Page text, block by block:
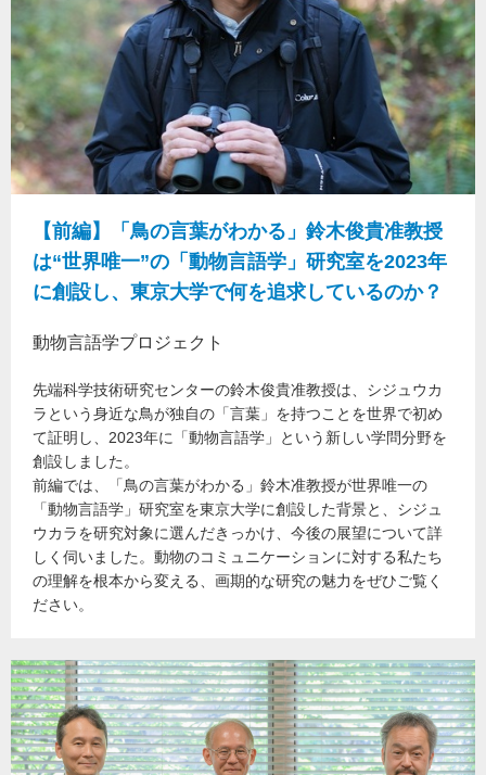
【前編】「鳥の言葉がわかる」鈴木俊貴准教授
は“世界唯一”の「動物言語学」研究室を2023年
に創設し、東京大学で何を追求しているのか？
動物言語学プロジェクト
先端科学技術研究センターの鈴木俊貴准教授は、シジュウカ
ラという身近な鳥が独自の「言葉」を持つことを世界で初め
て証明し、2023年に「動物言語学」という新しい学問分野を
創設しました。
前編では、「鳥の言葉がわかる」鈴木准教授が世界唯一の
「動物言語学」研究室を東京大学に創設した背景と、シジュ
ウカラを研究対象に選んだきっかけ、今後の展望について詳
しく伺いました。動物のコミュニケーションに対する私たち
の理解を根本から変える、画期的な研究の魅力をぜひご覧く
ださい。